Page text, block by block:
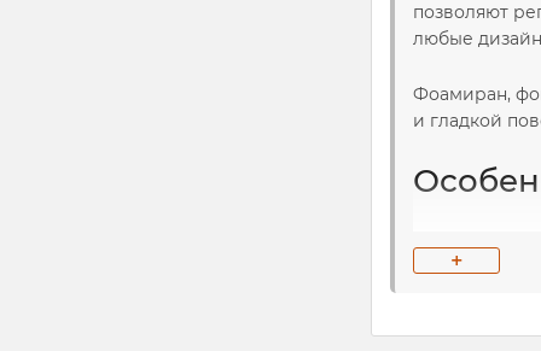
позволяют
любые
Фоамиран,
и гладкой
В среднем
+